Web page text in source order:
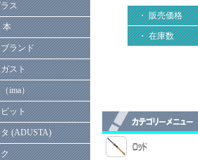
ス
本
ブランド
スト
ima）
ット
タ (ADUSTA)
・ 販売価格
・ 在庫数